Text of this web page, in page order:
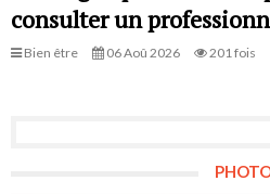
consulter un
Bien être 06 Aoû 2026 201 fois